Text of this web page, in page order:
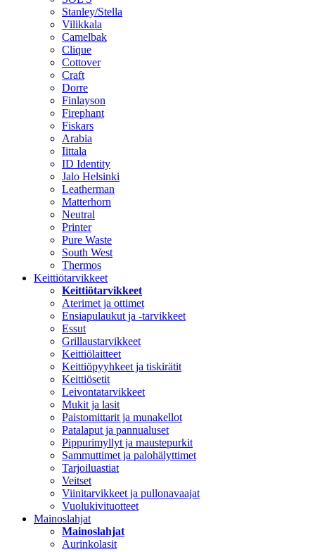
Stanley/Stella
Vilikkala
Camelbak
Clique
Cottover
Craft
Dorre
Finlayson
Firephant
Fiskars
Arabia
Iittala
ID Identity
Jalo Helsinki
Leatherman
Matterhorn
Neutral
Printer
Pure Waste
South West
Thermos
Keittiötarvikkeet
Keittiötarvikkeet
Aterimet ja ottimet
Ensiapulaukut ja -tarvikkeet
Essut
Grillaustarvikkeet
Keittiölaitteet
Keittiöpyyhkeet ja tiskirätit
Keittiösetit
Leivontatarvikkeet
Mukit ja lasit
Paistomittarit ja munakellot
Patalaput ja pannualuset
Pippurimyllyt ja maustepurkit
Sammuttimet ja palohälyttimet
Tarjoiluastiat
Veitset
Viinitarvikkeet ja pullonavaajat
Vuolukivituotteet
Mainoslahjat
Mainoslahjat
Aurinkolasit